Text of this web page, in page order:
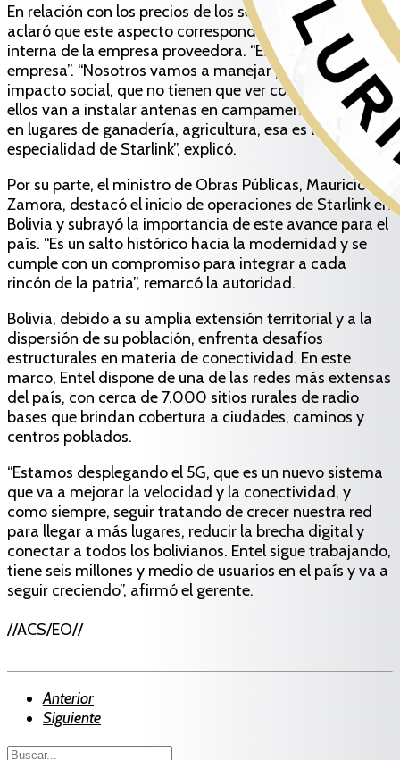
En relación con los precios de los servicios, Del Solar
aclaró que este aspecto corresponde a la política
interna de la empresa proveedora. “Es un tema de la
empresa”. “Nosotros vamos a manejar proyectos de
impacto social, que no tienen que ver con los precios;
ellos van a instalar antenas en campamentos mineros,
en lugares de ganadería, agricultura, esa es la
especialidad de Starlink”, explicó.
Por su parte, el ministro de Obras Públicas, Mauricio
Zamora, destacó el inicio de operaciones de Starlink en
Bolivia y subrayó la importancia de este avance para el
país. “Es un salto histórico hacia la modernidad y se
cumple con un compromiso para integrar a cada
rincón de la patria”, remarcó la autoridad.
Bolivia, debido a su amplia extensión territorial y a la
dispersión de su población, enfrenta desafíos
estructurales en materia de conectividad. En este
marco, Entel dispone de una de las redes más extensas
del país, con cerca de 7.000 sitios rurales de radio
bases que brindan cobertura a ciudades, caminos y
centros poblados.
“Estamos desplegando el 5G, que es un nuevo sistema
que va a mejorar la velocidad y la conectividad, y
como siempre, seguir tratando de crecer nuestra red
para llegar a más lugares, reducir la brecha digital y
conectar a todos los bolivianos. Entel sigue trabajando,
tiene seis millones y medio de usuarios en el país y va a
seguir creciendo”, afirmó el gerente.
//ACS/EO//
Anterior
Siguiente